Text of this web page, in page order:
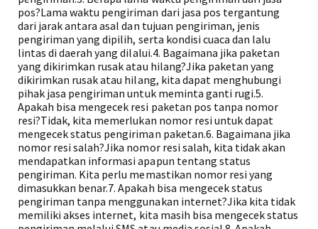
pos?Lama waktu pengiriman dari jasa pos tergantung
dari jarak antara asal dan tujuan pengiriman, jenis
pengiriman yang dipilih, serta kondisi cuaca dan lalu
lintas di daerah yang dilalui.4. Bagaimana jika paketan
yang dikirimkan rusak atau hilang?Jika paketan yang
dikirimkan rusak atau hilang, kita dapat menghubungi
pihak jasa pengiriman untuk meminta ganti rugi.5.
Apakah bisa mengecek resi paketan pos tanpa nomor
resi?Tidak, kita memerlukan nomor resi untuk dapat
mengecek status pengiriman paketan.6. Bagaimana jika
nomor resi salah?Jika nomor resi salah, kita tidak akan
mendapatkan informasi apapun tentang status
pengiriman. Kita perlu memastikan nomor resi yang
dimasukkan benar.7. Apakah bisa mengecek status
pengiriman tanpa menggunakan internet?Jika kita tidak
memiliki akses internet, kita masih bisa mengecek status